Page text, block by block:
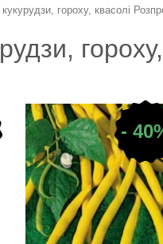
гороху, квасолі
-